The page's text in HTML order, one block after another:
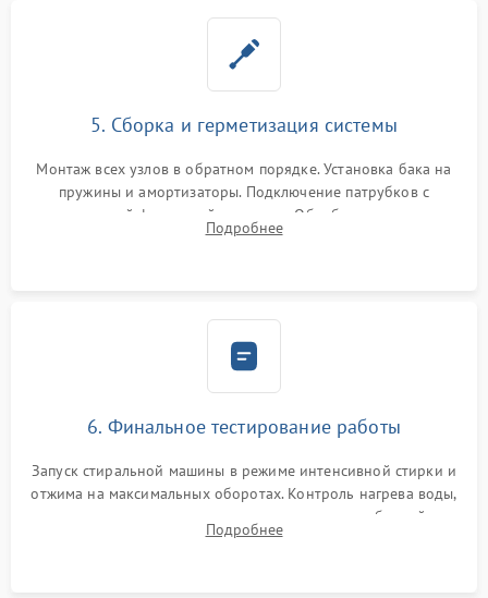
5. Сборка и герметизация системы
Монтаж всех узлов в обратном порядке. Установка бака на
пружины и амортизаторы. Подключение патрубков с
надежной фиксацией хомутами. Обработка стыков
герметиком для предотвращения возможных протечек воды.
Подробнее
6. Финальное тестирование работы
Запуск стиральной машины в режиме интенсивной стирки и
отжима на максимальных оборотах. Контроль нагрева воды,
корректности слива, отсутствия излишних вибраций,
посторонних стуков и протечек под корпусом.
Подробнее